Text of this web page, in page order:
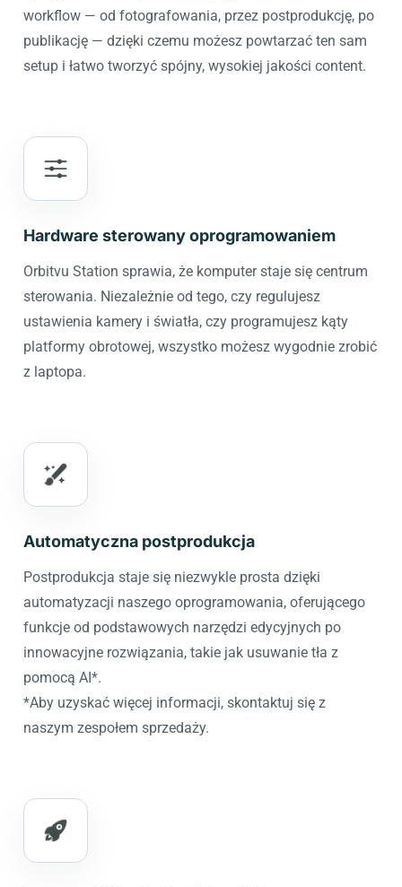
workflow — od fotografowania, przez postprodukcję, po
publikację — dzięki czemu możesz powtarzać ten sam
setup i łatwo tworzyć spójny, wysokiej jakości content.
Hardware sterowany oprogramowaniem
Orbitvu Station sprawia, że komputer staje się centrum
sterowania. Niezależnie od tego, czy regulujesz
ustawienia kamery i światła, czy programujesz kąty
platformy obrotowej, wszystko możesz wygodnie zrobić
z laptopa.
Automatyczna postprodukcja
Postprodukcja staje się niezwykle prosta dzięki
automatyzacji naszego oprogramowania, oferującego
funkcje od podstawowych narzędzi edycyjnych po
innowacyjne rozwiązania, takie jak usuwanie tła z
pomocą AI*.
*Aby uzyskać więcej informacji, skontaktuj się z
naszym zespołem sprzedaży.